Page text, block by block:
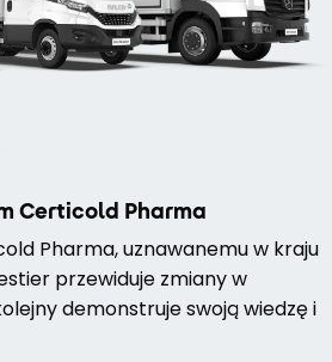
Certicold Pharma
Pharma, uznawanemu w kraju
przewiduje zmiany w
demonstruje swoją wiedzę i